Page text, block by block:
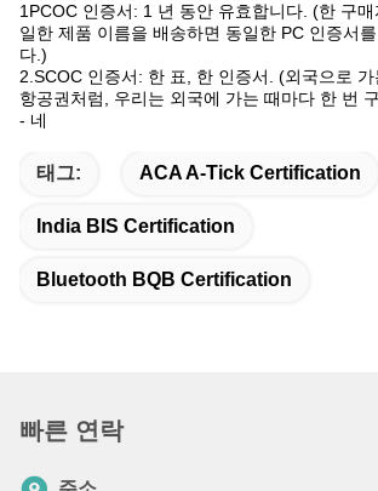
1PCOC 인증서: 1 년 동안 유효합니다. (한 구
일한 제품 이름을 배송하면 동일한 PC 인증서
다.)
2.SCOC 인증서: 한 표, 한 인증서. (외국으로
항공권처럼, 우리는 외국에 가는 때마다 한 번
- 네
태그: ACA A-Tick Certification
India BIS Certification
Bluetooth BQB Certification
빠른 연락